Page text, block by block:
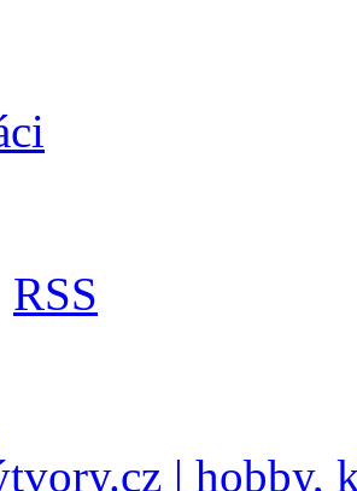
RSS
| hobby,